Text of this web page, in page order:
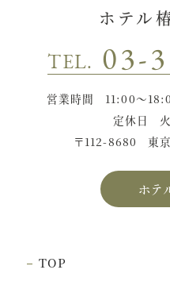
ホテル
TEL. 03-
営業時間
11:00〜
定休日
〒112-8680
東
ホテ
TOP